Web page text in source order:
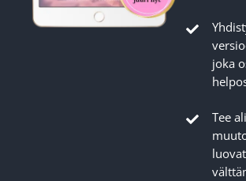
joka
Tee